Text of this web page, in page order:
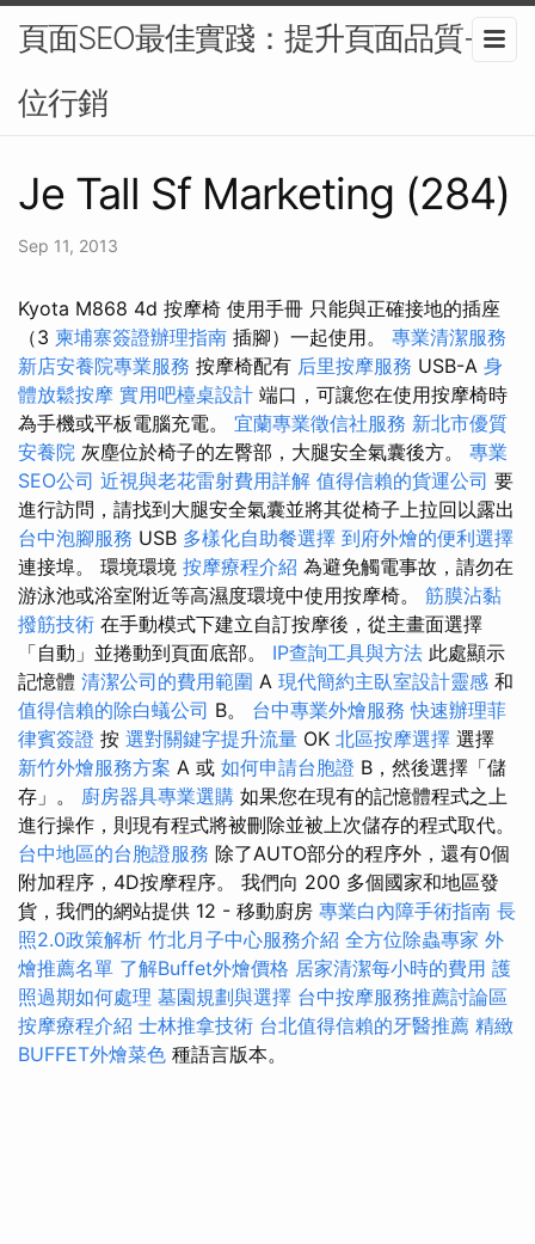
頁面SEO最佳實踐：提升頁面品質-數
位行銷
Je Tall Sf Marketing (284)
Sep 11, 2013
Kyota M868 4d 按摩椅 使用手冊 只能與正確接地的插座
（3 柬埔寨簽證辦理指南 插腳）一起使用。 專業清潔服務
新店安養院專業服務 按摩椅配有 后里按摩服務 USB-A 身
體放鬆按摩 實用吧檯桌設計 端口，可讓您在使用按摩椅時
為手機或平板電腦充電。 宜蘭專業徵信社服務 新北市優質
安養院 灰塵位於椅子的左臀部，大腿安全氣囊後方。 專業
SEO公司 近視與老花雷射費用詳解 值得信賴的貨運公司 要
進行訪問，請找到大腿安全氣囊並將其從椅子上拉回以露出
台中泡腳服務 USB 多樣化自助餐選擇 到府外燴的便利選擇
連接埠。 環境環境 按摩療程介紹 為避免觸電事故，請勿在
游泳池或浴室附近等高濕度環境中使用按摩椅。 筋膜沾黏
撥筋技術 在手動模式下建立自訂按摩後，從主畫面選擇
「自動」並捲動到頁面底部。 IP查詢工具與方法 此處顯示
記憶體 清潔公司的費用範圍 A 現代簡約主臥室設計靈感 和
值得信賴的除白蟻公司 B。 台中專業外燴服務 快速辦理菲
律賓簽證 按 選對關鍵字提升流量 OK 北區按摩選擇 選擇
新竹外燴服務方案 A 或 如何申請台胞證 B，然後選擇「儲
存」。 廚房器具專業選購 如果您在現有的記憶體程式之上
進行操作，則現有程式將被刪除並被上次儲存的程式取代。
台中地區的台胞證服務 除了AUTO部分的程序外，還有0個
附加程序，4D按摩程序。 我們向 200 多個國家和地區發
貨，我們的網站提供 12 - 移動廚房 專業白內障手術指南 長
照2.0政策解析 竹北月子中心服務介紹 全方位除蟲專家 外
燴推薦名單 了解Buffet外燴價格 居家清潔每小時的費用 護
照過期如何處理 墓園規劃與選擇 台中按摩服務推薦討論區
按摩療程介紹 士林推拿技術 台北值得信賴的牙醫推薦 精緻
BUFFET外燴菜色 種語言版本。